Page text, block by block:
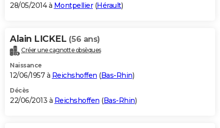
28/05/2014 à Montpellier(Hérault)
Alain LICKEL (56 ans)
Créer une cagnotte obsèques
Naissance
12/06/1957 à Reichshoffen (Bas-Rhin)
Décès
22/06/2013 à Reichshoffen (Bas-Rhin)